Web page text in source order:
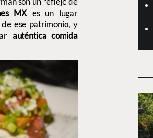
MXes un lugar
ese patrimonio, y
auténtica comida